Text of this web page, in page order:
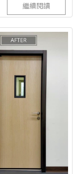
繼續閱讀